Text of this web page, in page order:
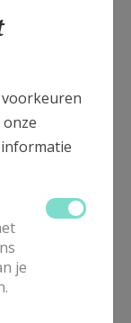
eeuw
in onze
Nueten,
Frans Van
Tol, Lode
En
mannen
en ieder
het
hebben
je